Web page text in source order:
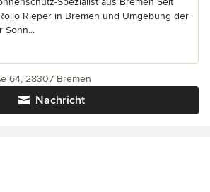
Rieper in Bremen und Umgebung der
Sonn...
Nachricht
64, 28307 Bremen